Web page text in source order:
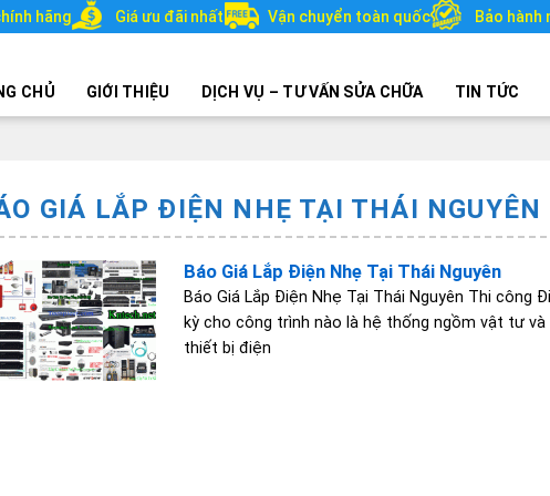
hãng Giá ưu đãi nhất Vận chuyển toàn quốc Bảo hành
CHỦ GIỚI THIỆU DỊCH VỤ – TƯ VẤN SỬA CHỮA TIN TỨC
GIÁ LẮP ĐIỆN NHẸ TẠI THÁI NGUYÊN
Báo Giá Lắp Điện Nhẹ Tại Thái Nguyên
Báo Giá Lắp Điện Nhẹ Tại Thái Nguyên Thi công
kỳ cho công trình nào là hệ thống ngồm vật tư
thiết bị điện